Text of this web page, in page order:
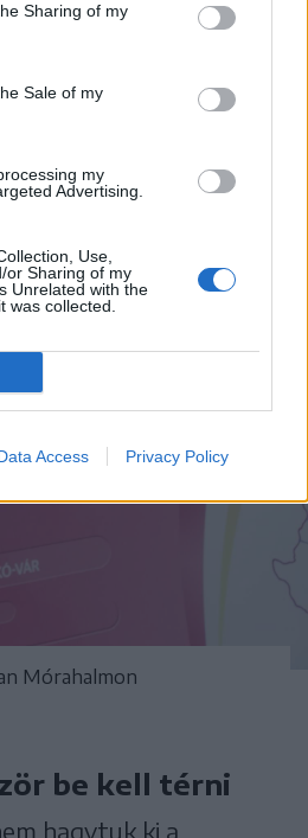
Sharing of my
Sale of my
my
Advertising.
Use,
or Sharing of my
Unrelated with the
was collected.
Access Privacy Policy
Mórahalmon
be kell térni
hagytuk ki a